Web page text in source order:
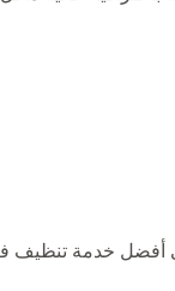
خدمة تنظيف